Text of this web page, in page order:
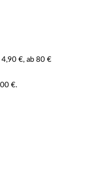
4,90 €, ab 80 €
€.